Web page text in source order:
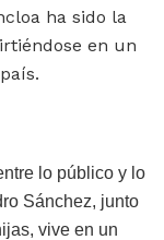
ha sido la
en un
lo público y lo
Sánchez, junto
vive en un